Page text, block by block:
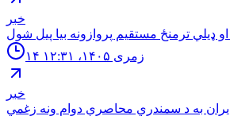
خبر
۱۴ زمری ۱۴۰۵، ۱۲:۳۱
خبر